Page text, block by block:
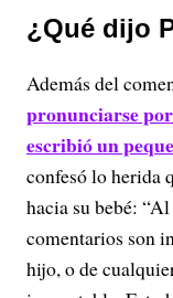
¿Qué dijo
Además del
pronunciarse
escribió un
confesó lo herida
hacia su bebé:
comentarios son
hijo, o de